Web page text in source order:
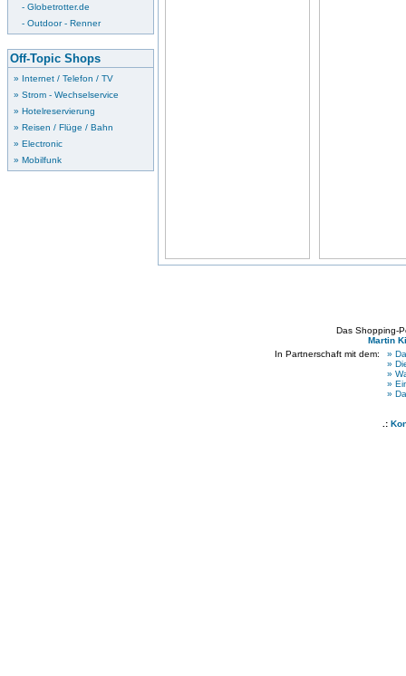
- Globetrotter.de
- Outdoor - Renner
Off-Topic Shops
» Internet / Telefon / TV
» Strom - Wechselservice
» Hotelreservierung
» Reisen / Flüge / Bahn
» Electronic
» Mobilfunk
Das Shopping-
Martin
In Partnerschaft mit dem:
»
»
»
»
»
.: